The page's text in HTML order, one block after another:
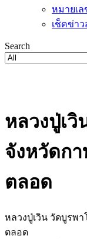
หมายเล
เช็คข่าว
Search
หลวงปู่เวิ
จังหวัดก
ตลอด
หลวงปู่เวิน วัดบูรพ
ตลอด